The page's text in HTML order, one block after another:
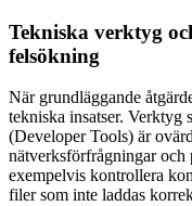
Tekniska verktyg
felsökning
När grundläggande
tekniska insatser. Verktyg
(Developer Tools) är
nätverksförfrågningar och
exempelvis kontrollera
filer som inte laddas